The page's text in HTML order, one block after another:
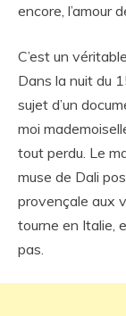
encore, l’amour
C’est un
Dans la nuit du
sujet d’un
moi
tout perdu. Le
muse de Dali
provençale aux
tourne en Italie,
pas.